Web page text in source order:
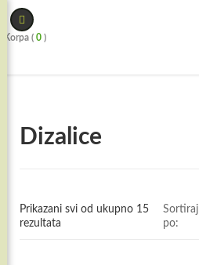
Skip
to
content
Korpa ( 0 )
Dizalice
Prikazani svi od ukupno 15
rezultata
Sortiraj
po: